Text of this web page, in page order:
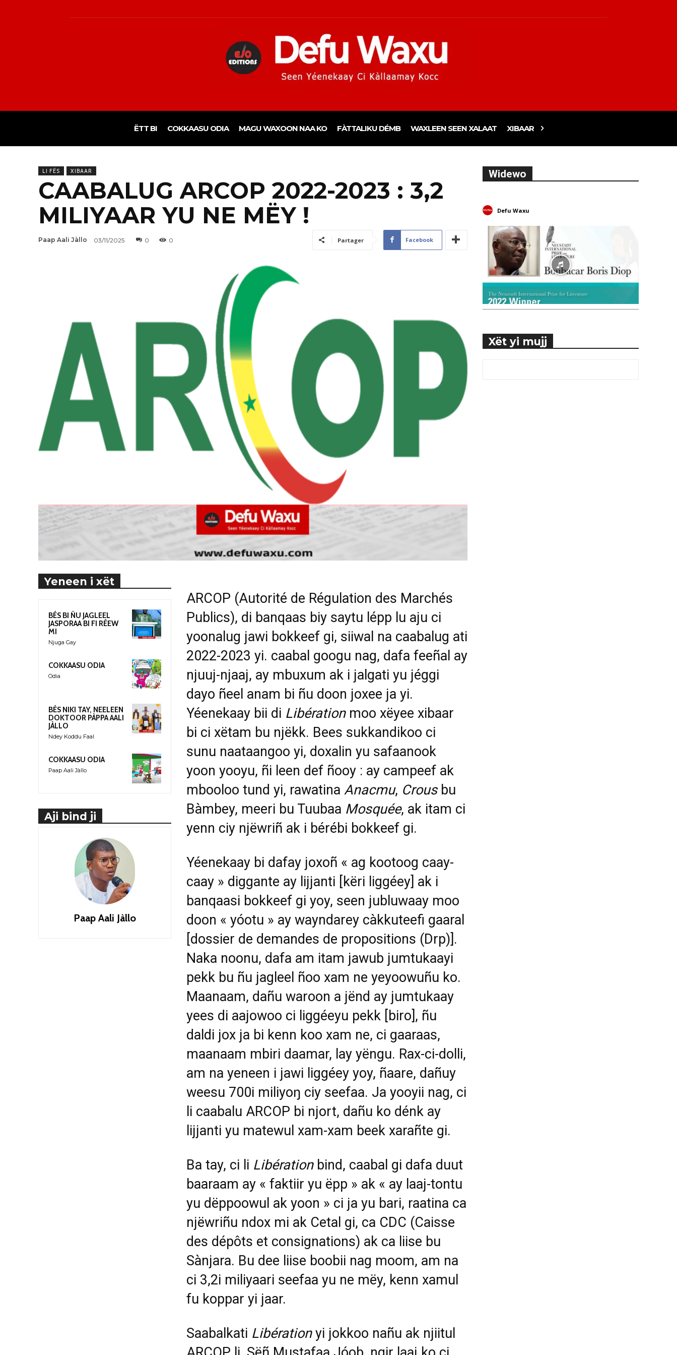
ËTT BI COKKAASU ODIA MAGU WAXOON NAA KO FÀTTALIKU DÉMB WAXLEEN SEEN XALAAT XIBAAR
LI FËS XIBAAR
CAABALUG ARCOP 2022-2023 : 3,2
MILIYAAR YU NE MËY !
Paap Aali Jàllo 03/11/2025 0 0 Partager Facebook
Yeneen i xët
BÉS BI ÑU JAGLEEL
JASPORAA BI FI RÉEW
MI
Njuga Gay
COKKAASU ODIA
Odia
BÉS NIKI TAY, NEELEEN
DOKTOOR PÀPPA AALI
JÀLLO
Ndey Koddu Faal
COKKAASU ODIA
Paap Aali Jàllo
Aji bind ji
Paap Aali Jàllo
ARCOP (Autorité de Régulation des Marchés
Publics), di banqaas biy saytu lépp lu aju ci
yoonalug jawi bokkeef gi, siiwal na caabalug ati
2022-2023 yi. caabal googu nag, dafa feeñal ay
njuuj-njaaj, ay mbuxum ak i jalgati yu jéggi
dayo ñeel anam bi ñu doon joxee ja yi.
Yéenekaay bii di Libération moo xëyee xibaar
bi ci xëtam bu njëkk. Bees sukkandikoo ci
sunu naataangoo yi, doxalin yu safaanook
yoon yooyu, ñi leen def ñooy : ay campeef ak
mbooloo tund yi, rawatina Anacmu, Crous bu
Bàmbey, meeri bu Tuubaa Mosquée, ak itam ci
yenn ciy njëwriñ ak i bérébi bokkeef gi.
Yéenekaay bi dafay joxoñ « ag kootoog caay-
caay » diggante ay lijjanti [këri liggéey] ak i
banqaasi bokkeef gi yoy, seen jubluwaay moo
doon « yóotu » ay wayndarey càkkuteefi gaaral
[dossier de demandes de propositions (Drp)].
Naka noonu, dafa am itam jawub jumtukaayi
pekk bu ñu jagleel ñoo xam ne yeyoowuñu ko.
Maanaam, dañu waroon a jënd ay jumtukaay
yees di aajowoo ci liggéeyu pekk [biro], ñu
daldi jox ja bi kenn koo xam ne, ci gaaraas,
maanaam mbiri daamar, lay yëngu. Rax-ci-dolli,
am na yeneen i jawi liggéey yoy, ñaare, dañuy
weesu 700i miliyoŋ ciy seefaa. Ja yooyii nag, ci
li caabalu ARCOP bi njort, dañu ko dénk ay
lijjanti yu matewul xam-xam beek xarañte gi.
Ba tay, ci li Libérationbind, caabal gi dafa duut
baaraam ay « faktiir yu ëpp » ak « ay laaj-tontu
yu dëppoowul ak yoon » ci ja yu bari, raatina ca
njëwriñu ndox mi ak Cetal gi, ca CDC (Caisse
des dépôts et consignations) ak ca liise bu
Sànjara. Bu dee liise boobii nag moom, am na
ci 3,2i miliyaari seefaa yu ne mëy, kenn xamul
fu koppar yi jaar.
Saabalkati Libérationyi jokkoo nañu ak njiitul
Widewo
Defu Waxu
Xët yi mujj